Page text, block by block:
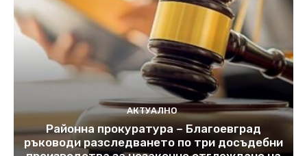
АКТУАЛНО
Районна прокуратура – Благоевград
ръководи разследването по три досъдебни